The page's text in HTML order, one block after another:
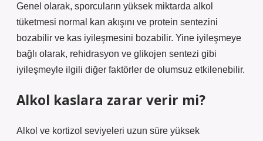
Genel olarak, sporcuların yüksek miktarda alkol
tüketmesi normal kan akışını ve protein sentezini
bozabilir ve kas iyileşmesini bozabilir. Yine iyileşmeye
bağlı olarak, rehidrasyon ve glikojen sentezi gibi
iyileşmeyle ilgili diğer faktörler de olumsuz etkilenebilir.
Alkol kaslara zarar verir mi?
Alkol ve kortizol seviyeleri uzun süre yüksek